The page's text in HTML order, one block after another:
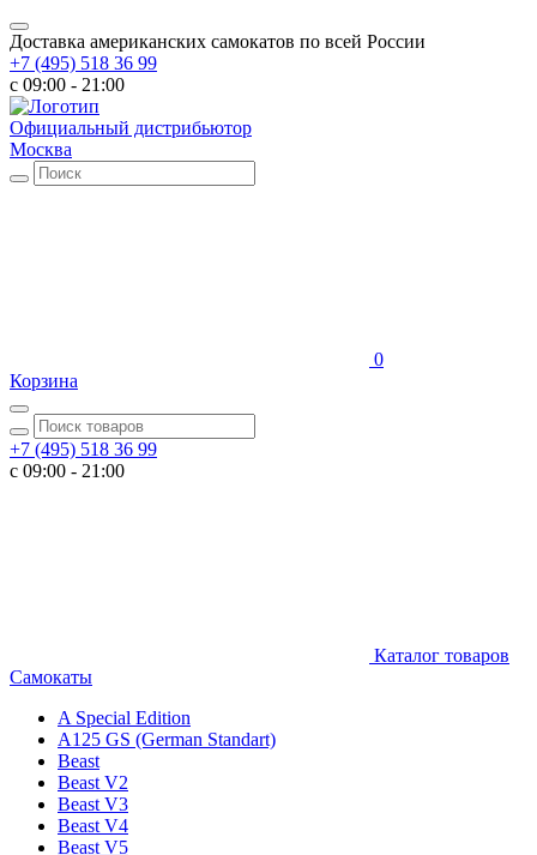
Доставка американских самокатов по всей России
+7 (495) 518 36 99
c 09:00 - 21:00
Официальный дистрибьютор
Москва
0
Корзина
+7 (495) 518 36 99
c 09:00 - 21:00
Каталог товаров
Самокаты
A Special Edition
A125 GS (German Standart)
Beast
Beast V2
Beast V3
Beast V4
Beast V5